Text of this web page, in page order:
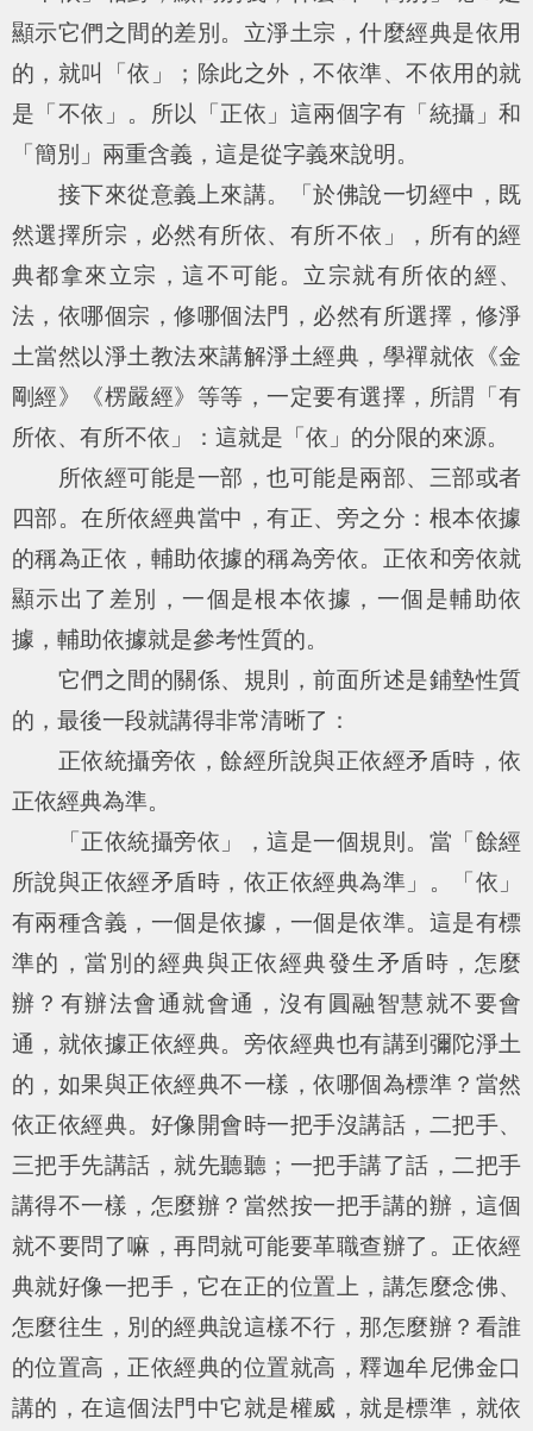
顯示它們之間的差別。立淨土宗，什麼經典是依用
的，就叫「依」；除此之外，不依準、不依用的就
是「不依」。所以「正依」這兩個字有「統攝」和
「簡別」兩重含義，這是從字義來說明。
接下來從意義上來講。「於佛說一切經中，既
然選擇所宗，必然有所依、有所不依」，所有的經
典都拿來立宗，這不可能。立宗就有所依的經、
法，依哪個宗，修哪個法門，必然有所選擇，修淨
土當然以淨土教法來講解淨土經典，學禪就依《金
剛經》《楞嚴經》等等，一定要有選擇，所謂「有
所依、有所不依」：這就是「依」的分限的來源。
所依經可能是一部，也可能是兩部、三部或者
四部。在所依經典當中，有正、旁之分：根本依據
的稱為正依，輔助依據的稱為旁依。正依和旁依就
顯示出了差別，一個是根本依據，一個是輔助依
據，輔助依據就是參考性質的。
它們之間的關係、規則，前面所述是鋪墊性質
的，最後一段就講得非常清晰了：
正依統攝旁依，餘經所說與正依經矛盾時，依
正依經典為準。
「正依統攝旁依」，這是一個規則。當「餘經
所說與正依經矛盾時，依正依經典為準」。「依」
有兩種含義，一個是依據，一個是依準。這是有標
準的，當別的經典與正依經典發生矛盾時，怎麼
辦？有辦法會通就會通，沒有圓融智慧就不要會
通，就依據正依經典。旁依經典也有講到彌陀淨土
的，如果與正依經典不一樣，依哪個為標準？當然
依正依經典。好像開會時一把手沒講話，二把手、
三把手先講話，就先聽聽；一把手講了話，二把手
講得不一樣，怎麼辦？當然按一把手講的辦，這個
就不要問了嘛，再問就可能要革職查辦了。正依經
典就好像一把手，它在正的位置上，講怎麼念佛、
怎麼往生，別的經典說這樣不行，那怎麼辦？看誰
的位置高，正依經典的位置就高，釋迦牟尼佛金口
講的，在這個法門中它就是權威，就是標準，就依